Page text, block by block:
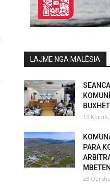
LAJME NGA MALËSIA
15 Korrik,
PARA
23